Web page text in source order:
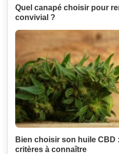
Quel canapé choisir pour
convivial ?
Bien choisir son huile CBD
critères à connaître